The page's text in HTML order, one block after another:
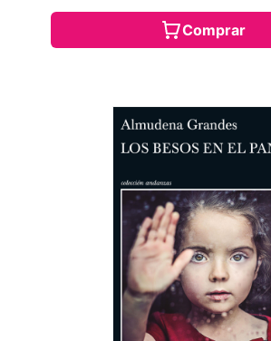
Comprar